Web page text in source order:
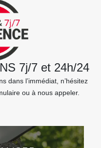
7j/7 et 24h/24
dans l’immédiat, n’hésitez
ou à nous appeler.